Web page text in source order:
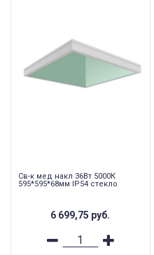
Св-к мед накл 36Вт 5000К
595*595*68мм IP54 стекло
6 699,75 руб.